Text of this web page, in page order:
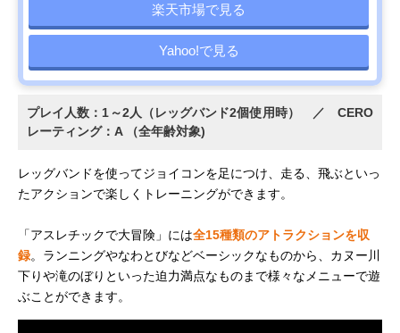
楽天市場で見る
Yahoo!で見る
プレイ人数：1～2人（レッグバンド2個使用時） ／ CERO
レーティング：A （全年齢対象)
レッグバンドを使ってジョイコンを足につけ、走る、飛ぶといっ
たアクションで楽しくトレーニングができます。
「アスレチックで大冒険」には全15種類のアトラクションを収
録。ランニングやなわとびなどベーシックなものから、カヌー川
下りや滝のぼりといった迫力満点なものまで様々なメニューで遊
ぶことができます。